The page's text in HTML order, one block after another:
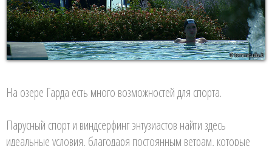
На озере Гарда есть много возможностей для спорта.
Парусный спорт и виндсерфинг энтузиастов найти здесь
идеальные условия, благодаря постоянным ветрам, которые